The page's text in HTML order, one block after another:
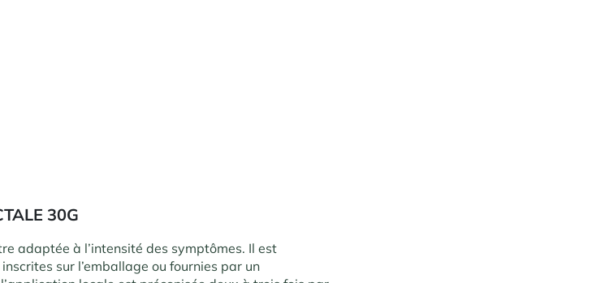
30G
adaptée à l’intensité des symptômes. Il est
sur l’emballage ou fournies par un